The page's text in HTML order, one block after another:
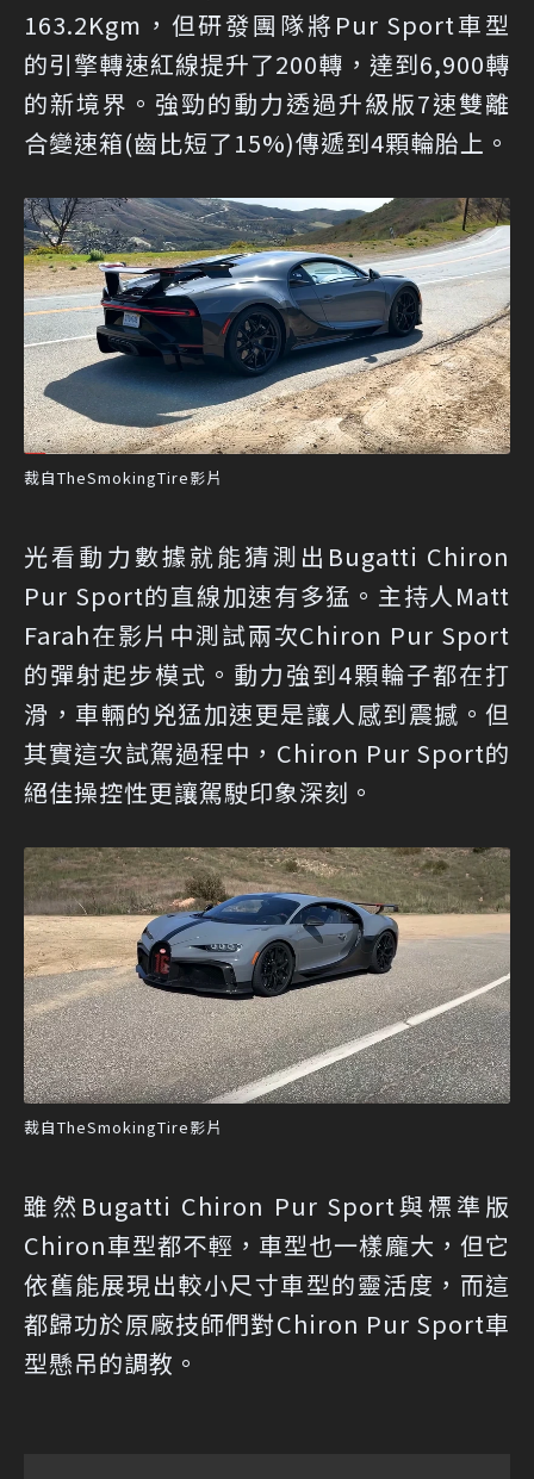
163.2Kgm，但研發團隊將Pur Sport車型
的引擎轉速紅線提升了200轉，達到6,900轉
的新境界。強勁的動力透過升級版7速雙離
合變速箱(齒比短了15%)傳遞到4顆輪胎上。
裁自TheSmokingTire影片
光看動力數據就能猜測出Bugatti Chiron
Pur Sport的直線加速有多猛。主持人Matt
Farah在影片中測試兩次Chiron Pur Sport
的彈射起步模式。動力強到4顆輪子都在打
滑，車輛的兇猛加速更是讓人感到震撼。但
其實這次試駕過程中，Chiron Pur Sport的
絕佳操控性更讓駕駛印象深刻。
裁自TheSmokingTire影片
雖然Bugatti Chiron Pur Sport與標準版
Chiron車型都不輕，車型也一樣龐大，但它
依舊能展現出較小尺寸車型的靈活度，而這
都歸功於原廠技師們對Chiron Pur Sport車
型懸吊的調教。